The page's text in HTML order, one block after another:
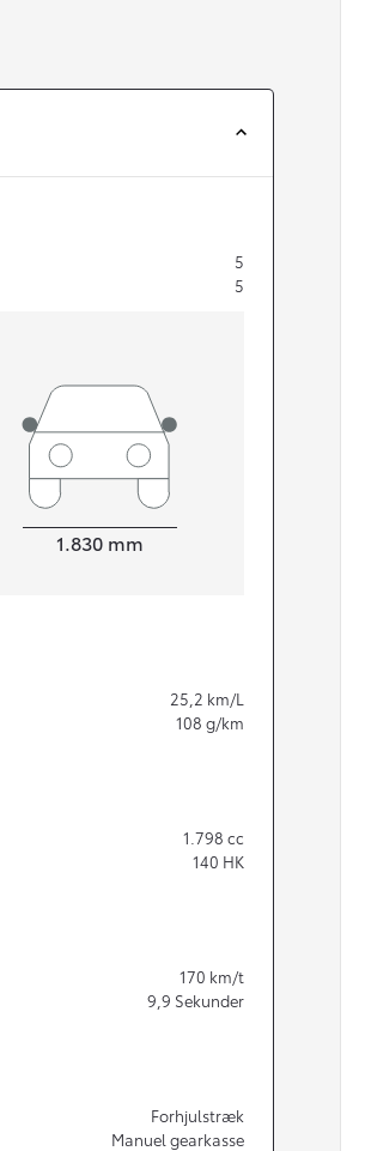
5
5
1.830 mm
25,2 km/L
108 g/km
1.798 cc
140 HK
170 km/t
9,9 Sekunder
Forhjulstræk
Manuel gearkasse